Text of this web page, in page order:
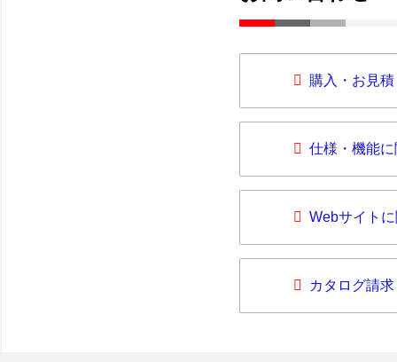
購入・お見
仕様・機能
Webサイト
カタログ請求